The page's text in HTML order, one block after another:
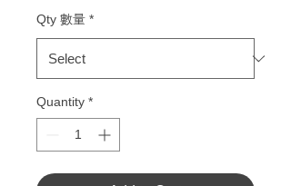
Qty 數量 *
Quantity *